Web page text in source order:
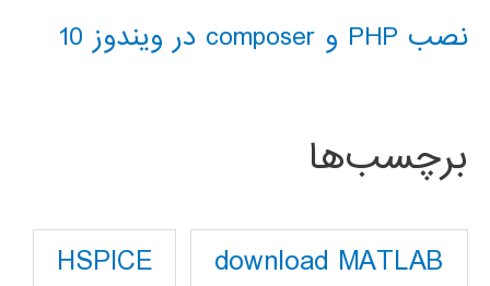
نصب PHP و composer در ویندوز 10
برچسب‌ها
download MATLAB
HSPICE